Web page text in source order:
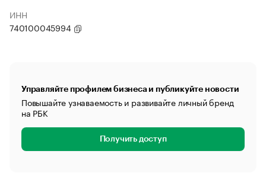
ИНН
740100045994
Управляйте профилем бизнеса и публикуйте новости
Повышайте узнаваемость и развивайте личный бренд
на РБК
Получить доступ